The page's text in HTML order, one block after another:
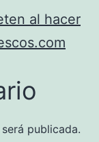
al hacer
publicada.